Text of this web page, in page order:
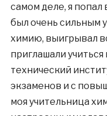
самом деле, я попал
был очень сильным
химию, выигрывал
приглашали
технический
экзаменов и с
моя учительница